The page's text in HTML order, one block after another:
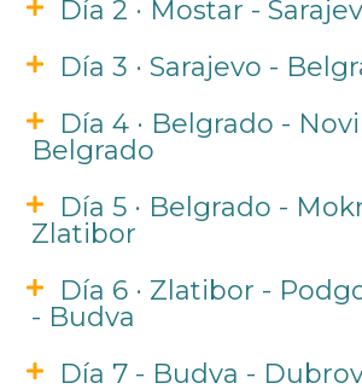
Día 2 · Mostar -
Día 3 · Sarajevo -
Día 4 · Belgrado -
Belgrado
Día 5 · Belgrado -
Zlatibor
Día 6 · Zlatibor -
- Budva
Día 7 - Budva -